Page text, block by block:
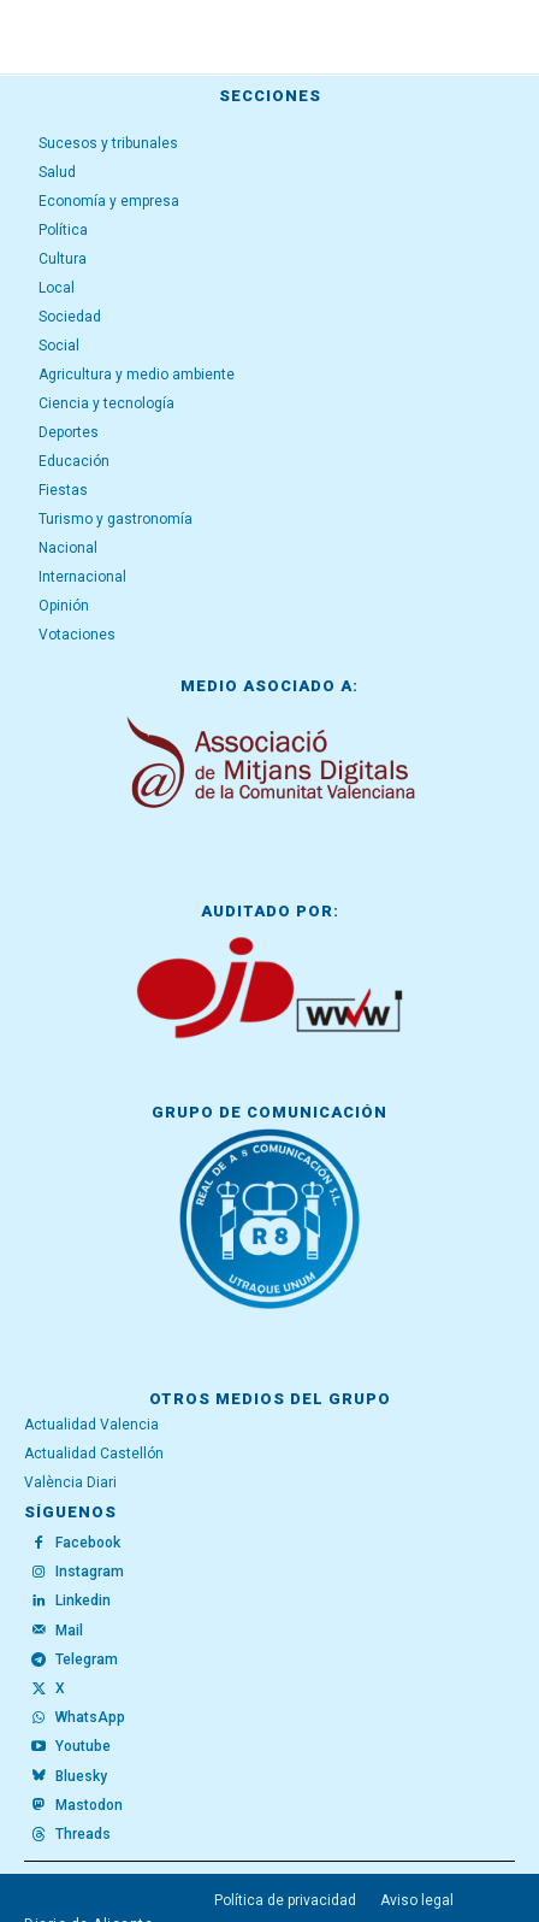
SECCIONES
Sucesos y tribunales
Salud
Economía y empresa
Política
Cultura
Local
Sociedad
Social
Agricultura y medio ambiente
Ciencia y tecnología
Deportes
Educación
Fiestas
Turismo y gastronomía
Nacional
Internacional
Opinión
Votaciones
MEDIO ASOCIADO A:
AUDITADO POR:
GRUPO DE COMUNICACIÓN
OTROS MEDIOS DEL GRUPO
Actualidad Valencia
Actualidad Castellón
València Diari
SÍGUENOS
Facebook
Instagram
Linkedin
Mail
Telegram
X
WhatsApp
Youtube
Bluesky
Mastodon
Threads
Política de privacidad
Aviso legal